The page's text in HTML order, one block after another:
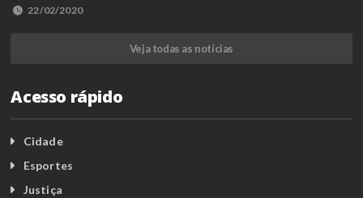
22/02/2020
Veja todas as notícias
Acesso rápido
Cidade
Esportes
Justiça